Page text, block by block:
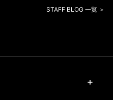
STAFF BLOG 一覧 ＞